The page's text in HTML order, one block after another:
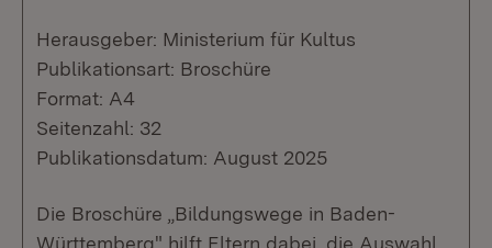
Herausgeber: Ministerium für Kultus
Publikationsart: Broschüre
Format: A4
Seitenzahl: 32
Publikationsdatum: August 2025
Die Broschüre „Bildungswege in Baden-